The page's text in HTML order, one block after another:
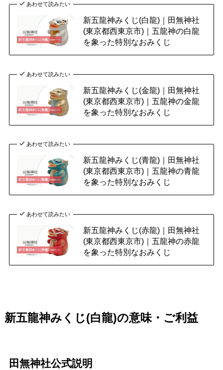
あわせて読みたい
新五龍神みくじ(白龍)｜田無神社
(東京都西東京市)｜五龍神の白龍
を象った特別なおみくじ
あわせて読みたい
新五龍神みくじ(金龍)｜田無神社
(東京都西東京市)｜五龍神の金龍
を象った特別なおみくじ
あわせて読みたい
新五龍神みくじ(青龍)｜田無神社
(東京都西東京市)｜五龍神の青龍
を象った特別なおみくじ
あわせて読みたい
新五龍神みくじ(赤龍)｜田無神社
(東京都西東京市)｜五龍神の赤龍
を象った特別なおみくじ
新五龍神みくじ(白龍)の意味・ご利益
田無神社公式説明